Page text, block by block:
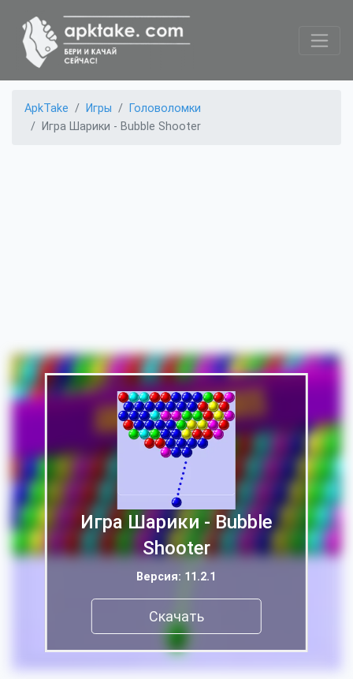
ApkTake Игры
Головоломки
Игра Шарики - Bubble Shooter
Игра Шарики - Bubble
Shooter
Версия: 11.2.1
Скачать